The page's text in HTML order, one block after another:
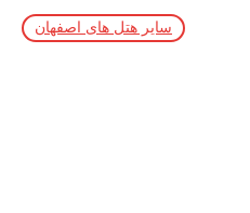
سایر هتل های اصفهان